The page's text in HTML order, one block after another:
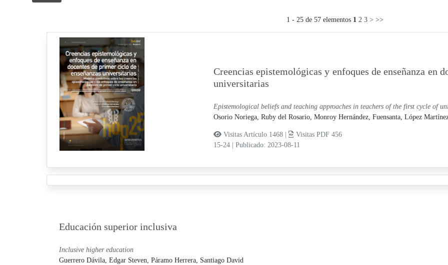
1 - 25 de 57 elementos 1 2 3 > >>
Creencias epistemológicas y enfoques de enseñanza en
universitarias
Epistemological beliefs and teaching approaches in teachers of the first cycle of
Osorio Noriega, Ruby del Rosario, Monroy Hernández, Fuensanta, López
Visitas Artículo 1468 |
Visitas PDF 456
15-24
Publicado: 2023-08-11
Educación superior inclusiva
Inclusive higher education
Guerrero Dávila, Edgar Steven, Páramo Herrera, Santiago David